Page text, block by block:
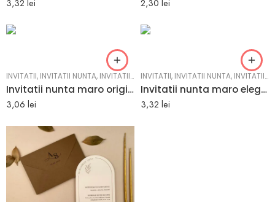
3,32 lei
2,30 lei
INVITATII, INVITATII NUNTA, INVITATII NUNTA
Invitatii nunta maro originale cu detaliu alb – EMPUB- 12254-ella
3,06 lei
INVITATII, INVITATII NUNTA, INVITATII NUNTA
Invitatii nunta maro elegante cu detaliu auriu – 12253-ella
3,32 lei